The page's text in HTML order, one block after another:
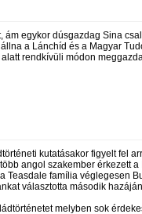
ám egykor dúsgazdag Sina
a Lánchíd és a Magyar
rendkívüli módon
kutatásakor figyelt fel
angol szakember érkezett a
Teasdale família véglegesen
választotta második
melyben sok